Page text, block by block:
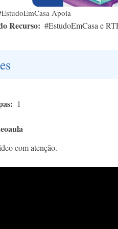
Apoia
Recurso #EstudoEmCasa e
1
com atenção.